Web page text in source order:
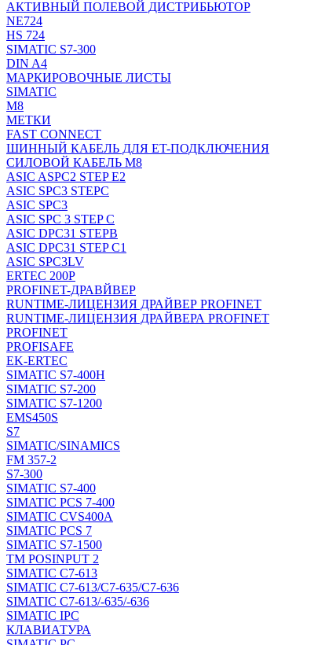
АКТИВНЫЙ ПОЛЕВОЙ ДИСТРИБЬЮТОР
NE724
HS 724
SIMATIC S7-300
DIN A4
МАРКИРОВОЧНЫЕ ЛИСТЫ
SIMATIC
M8
МЕТКИ
FAST CONNECT
ШИННЫЙ КАБЕЛЬ ДЛЯ ET-ПОДКЛЮЧЕНИЯ
СИЛОВОЙ КАБЕЛЬ M8
ASIC ASPC2 STEP E2
ASIC SPC3 STEPC
ASIC SPC3
ASIC SPC 3 STEP C
ASIC DPC31 STEPB
ASIC DPC31 STEP C1
ASIC SPC3LV
ERTEC 200P
PROFINET-ДРАВЙВЕР
RUNTIME-ЛИЦЕНЗИЯ ДРАЙВЕР PROFINET
RUNTIME-ЛИЦЕНЗИЯ ДРАЙВЕРА PROFINET
PROFINET
PROFISAFE
EK-ERTEC
SIMATIC S7-400H
SIMATIC S7-200
SIMATIC S7-1200
EMS450S
S7
SIMATIC/SINAMICS
FM 357-2
S7-300
SIMATIC S7-400
SIMATIC PCS 7-400
SIMATIC CVS400A
SIMATIC PCS 7
SIMATIC S7-1500
TM POSINPUT 2
SIMATIC C7-613
SIMATIC C7-613/C7-635/C7-636
SIMATIC C7-613/-635/-636
SIMATIC IPC
КЛАВИАТУРА